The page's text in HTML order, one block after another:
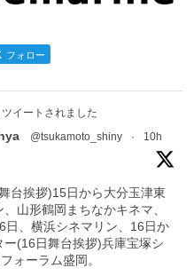
フォロー
イートされました
@tsukamoto_shiny · 10h
台挨拶)15日から大分玉津東
山形鶴岡まちなかキネマ、
日、横浜シネマリン、16日か
(16日舞台挨拶)兵庫宝塚シ
ォーラム盛岡。